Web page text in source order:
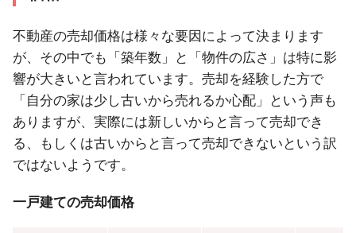
不動産の売却価格は様々な要因によって決まります
が、その中でも「築年数」と「物件の広さ」は特に影
響が大きいと言われています。売却を経験した方で
「自分の家は少し古いから売れるか心配」という声も
ありますが、実際には新しいからと言って売却でき
る、もしくは古いからと言って売却できないという訳
ではないようです。
一戸建ての売却価格